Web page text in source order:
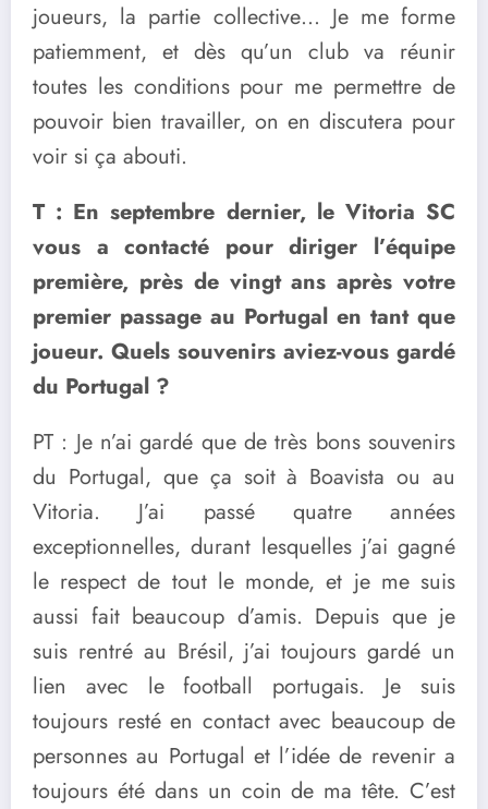
joueurs, la partie collective… Je me forme
patiemment, et dès qu’un club va réunir
toutes les conditions pour me permettre de
pouvoir bien travailler, on en discutera pour
voir si ça abouti.
T : En septembre dernier, le Vitoria SC
vous a contacté pour diriger l’équipe
première, près de vingt ans après votre
premier passage au Portugal en tant que
joueur. Quels souvenirs aviez-vous gardé
du Portugal ?
PT : Je n’ai gardé que de très bons souvenirs
du Portugal, que ça soit à Boavista ou au
Vitoria. J’ai passé quatre années
exceptionnelles, durant lesquelles j’ai gagné
le respect de tout le monde, et je me suis
aussi fait beaucoup d’amis. Depuis que je
suis rentré au Brésil, j’ai toujours gardé un
lien avec le football portugais. Je suis
toujours resté en contact avec beaucoup de
personnes au Portugal et l’idée de revenir a
toujours été dans un coin de ma tête. C’est